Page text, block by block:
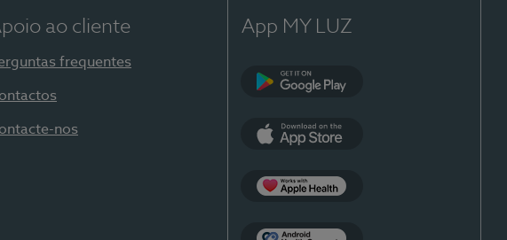
ao cliente
frequentes
nos
App MY LUZ